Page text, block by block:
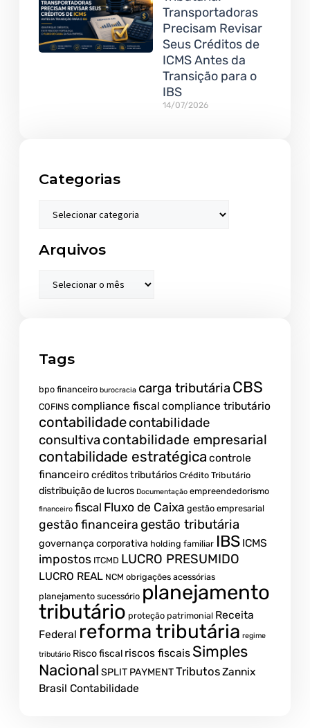
Transportadoras
Precisam Revisar
Seus Créditos de
ICMS Antes da
Transição para o
IBS
14/07/2026
Categorias
Arquivos
Tags
bpo financeiro burocracia carga tributária CBS
COFINS compliance fiscal compliance tributário
contabilidadecontabilidade
consultiva contabilidade empresarial
contabilidade estratégica controle
financeirocréditos tributários Crédito Tributário
distribuição de lucros Documentação empreendedorismo
financeiro fiscal Fluxo de Caixa gestão empresarial
gestão financeira gestão tributária
governança corporativa holding familiar IBS ICMS
impostos ITCMD LUCRO PRESUMIDO
LUCRO REAL NCM obrigações acessórias
planejamento sucessório planejamento
tributário proteção patrimonial Receita
Federal reforma tributária regime
tributário Risco fiscal riscos fiscais Simples
Nacional SPLIT PAYMENTTributosZannix
Brasil Contabilidade